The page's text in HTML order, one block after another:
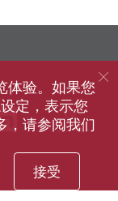
LinkedIn
weibo
体验。如果您
定，表示您
，请参阅我们
接受